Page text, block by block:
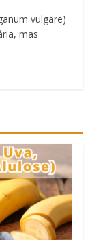
vulgare)
mas